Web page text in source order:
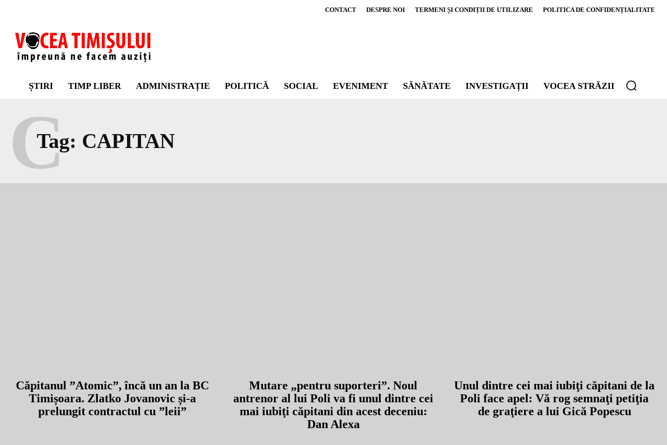
CONTACT DESPRE NOI TERMENI ȘI CONDIȚII DE UTILIZARE POLITICA DE CONFIDENȚIALITATE
ȘTIRI TIMP LIBER ADMINISTRAȚIE POLITICĂ SOCIAL EVENIMENT SĂNĂTATE INVESTIGAȚII VOCEA STRĂZII
Tag: CAPITAN
C
Căpitanul ”Atomic”, încă un an la BC
Timișoara. Zlatko Jovanovic și-a
prelungit contractul cu ”leii”
Mutare „pentru suporteri”. Noul
antrenor al lui Poli va fi unul dintre cei
mai iubiţi căpitani din acest deceniu:
Dan Alexa
Unul dintre cei mai iubiţi căpitani de la
Poli face apel: Vă rog semnaţi petiţia
de graţiere a lui Gică Popescu